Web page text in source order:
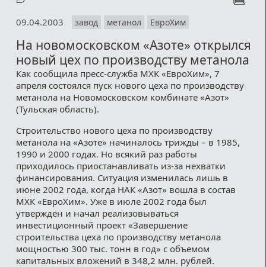
Подписка
Пользовательское соглашение
Медиакит
09.04.2003 завод метанол ЕвроХим
На новомосковском «Азоте» открылся
новый цех по производству метанола
Как сообщила пресс-служба МХК «ЕвроХим», 7
апреля состоялся пуск нового цеха по производству
метанола на Новомосковском комбинате «Азот»
(Тульская область).
Строительство нового цеха по производству
метанола на «Азоте» начиналось трижды – в 1985,
1990 и 2000 годах. Но всякий раз работы
приходилось приостанавливать из-за нехватки
финансирования. Ситуация изменилась лишь в
июне 2002 года, когда НАК «Азот» вошла в состав
МХК «ЕвроХим». Уже в июле 2002 года был
утвержден и начал реализовываться
инвестиционный проект «Завершение
строительства цеха по производству метанола
мощностью 300 тыс. тонн в год» с объемом
капитальных вложений в 348,2 млн. рублей.